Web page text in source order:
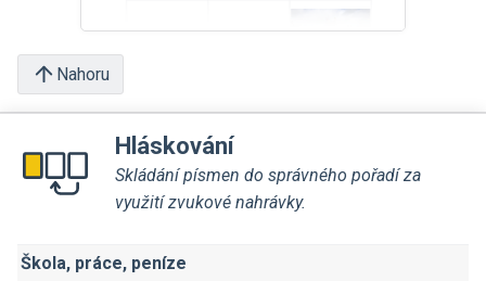
Nahoru
Hláskování
Skládání písmen do správného pořadí za
využití zvukové nahrávky.
Škola, práce, peníze